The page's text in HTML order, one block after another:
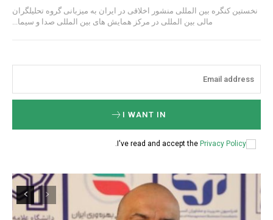
نخستین کنگره بین المللی منشور اخلاقی در ایران به میزبانی گروه تحلیلگران
مالی بین المللی در مرکز همایش های بین المللی صدا و سیما...
I WANT IN
I've read and accept the Privacy Policy
.